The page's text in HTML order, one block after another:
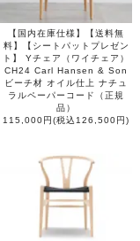
【国内在庫仕様】【送料無
料】【シートパットプレゼン
ト】 Yチェア（ワイチェア）
CH24 Carl Hansen & Son
ビーチ材 オイル仕上 ナチュ
ラルペーパーコード（正規
品）
115,000円(税込126,500円)